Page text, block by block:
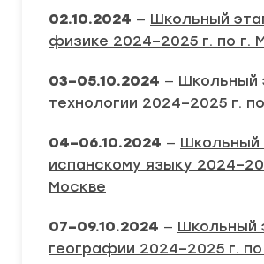
02.10.2024 — Школьный
физике 2024–2025 г. по г.
03–05.10.2024 — Школьный
технологии 2024–2025 г.
04–06.10.2024 — Школьный
испанскому языку
Москве
07–09.10.2024 — Школьный
географии 2024–2025 г.